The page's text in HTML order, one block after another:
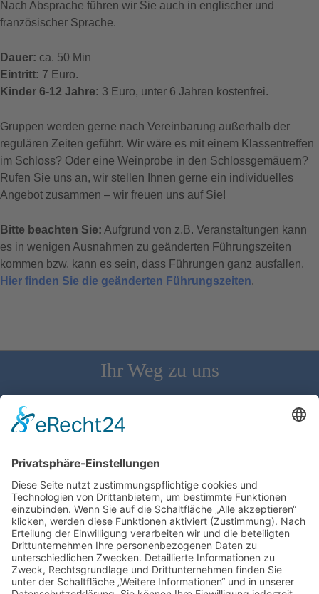
Nach Absprache führen wir Sie auch in englischer und
französischer Sprache.
Dauer: ca. 50 Min
Eintritt: 7 Euro.
Kinder 6-12 Jahre: 3 Euro, unter 6 Jahren kostenfrei.
Gruppen werden gerne nach Vereinbarung außerhalb der
regulären Zeiten geführt. Wir wäre es mit einem Klassentreffen
im Schloss? Oder eine Weinprobe in den Schlossgemäuern?
Rufen Sie uns an, wir stellen Ihnen gerne ein individuelles
Angebot zusammen – wir freuen uns auf Sie!
Bitte beachten Sie: Aufgrund von z.B. Veranstaltungen kann
es in wenigen Ausnahmen zu geänderten Führungszeiten
kommen bzw. kann es sein, dass Führungen ganz ausfallen.
Hier finden Sie die geänderten Führungszeiten.
Ihr Weg zu uns
Schloss Bürgeln, 79418 Schliengen | Telefon: 07626/237 | E-
Mail: direktion@schlossbuergeln.de
Wir benötigen Ihre Zustimmung, um den
Google Maps-Service zu laden!
Wir verwenden einen Service eines
Drittanbieters, um Karteninhalte einzubetten.
Dieser Service kann Daten zu Ihren Aktivitäten
sammeln. Bitte lesen Sie die Details durch und
stimmen Sie der Nutzung des Service zu, um